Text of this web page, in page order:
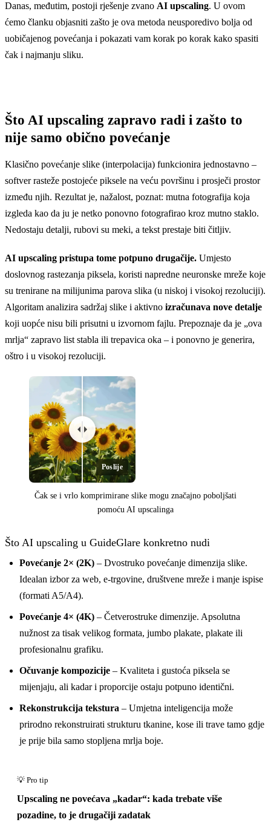
Danas, međutim, postoji rješenje zvano AI upscaling. U ovom
ćemo članku objasniti zašto je ova metoda neusporedivo bolja od
uobičajenog povećanja i pokazati vam korak po korak kako spasiti
čak i najmanju sliku.
Što AI upscaling zapravo radi i zašto to
nije samo obično povećanje
Klasično povećanje slike (interpolacija) funkcionira jednostavno –
softver rasteže postojeće piksele na veću površinu i prosječi prostor
između njih. Rezultat je, nažalost, poznat: mutna fotografija koja
izgleda kao da ju je netko ponovno fotografirao kroz mutno staklo.
Nedostaju detalji, rubovi su meki, a tekst prestaje biti čitljiv.
AI upscaling pristupa tome potpuno drugačije. Umjesto
doslovnog rastezanja piksela, koristi napredne neuronske mreže koje
su trenirane na milijunima parova slika (u niskoj i visokoj rezoluciji).
Algoritam analizira sadržaj slike i aktivno izračunava nove detalje
koji uopće nisu bili prisutni u izvornom fajlu. Prepoznaje da je „ova
mrlja“ zapravo list stabla ili trepavica oka – i ponovno je generira,
oštro i u visokoj rezoluciji.
Poslije
Čak se i vrlo komprimirane slike mogu značajno poboljšati
pomoću AI upscalinga
Što AI upscaling u GuideGlare konkretno nudi
Povećanje 2× (2K) – Dvostruko povećanje dimenzija slike.
Idealan izbor za web, e-trgovine, društvene mreže i manje ispise
(formati A5/A4).
Povećanje 4× (4K) – Četverostruke dimenzije. Apsolutna
nužnost za tisak velikog formata, jumbo plakate, plakate ili
profesionalnu grafiku.
Očuvanje kompozicije – Kvaliteta i gustoća piksela se
mijenjaju, ali kadar i proporcije ostaju potpuno identični.
Rekonstrukcija tekstura – Umjetna inteligencija može
prirodno rekonstruirati strukturu tkanine, kose ili trave tamo gdje
je prije bila samo stopljena mrlja boje.
Upscaling ne povećava „kadar“: kada trebate više
pozadine, to je drugačiji zadatak